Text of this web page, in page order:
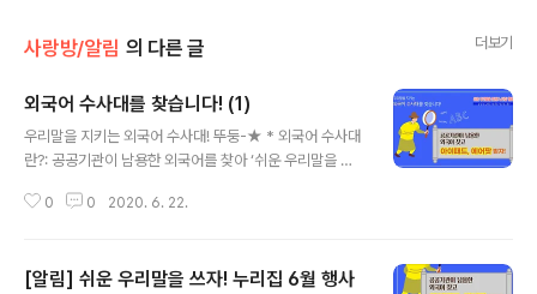
사랑방/알림 의 다른 글 더보기
외국어 수사대를 찾습니다! (1)
우리말을 지키는 외국어 수사대! 뚜둥-★ * 외국어 수사대
란?: 공공기관이 남용한 외국어를 찾아 ‘쉬운 우리말을 쓰
관으로 임명하고 아이패드, 에어팟을 드립니다. 20일간 무
님들이 엎치락뒤치락하고 있는 가운데 혜성처럼 등장한 송
0 0 2020. 6. 22.
[알림] 쉬운 우리말을 쓰자! 누리집 6월 행사